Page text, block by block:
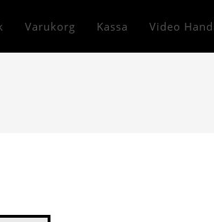
Varukorg Kassa Video